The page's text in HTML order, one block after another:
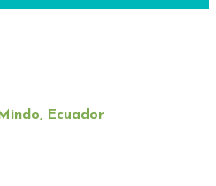
Ecuador